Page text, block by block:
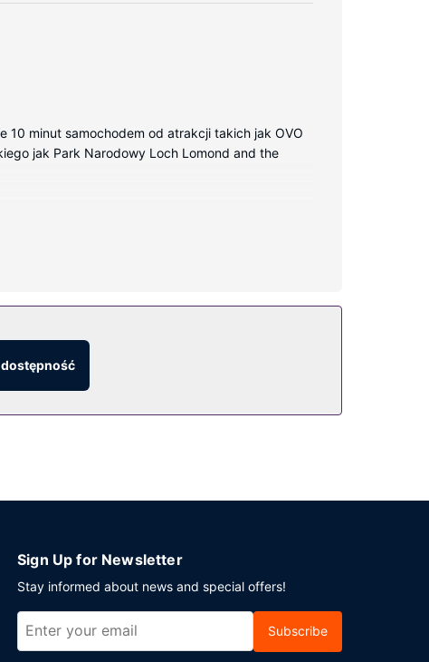
10 minut samochodem od atrakcji takich jak OVO
jak Park Narodowy Loch Lomond and the
Wyposażenie łazienki: wanna.
bar/salon klubowy. Hotel oferuje bezpłatne
Sign Up for Newsletter
Stay informed about news and special offers!
Subscribe